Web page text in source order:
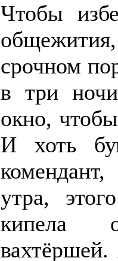
Чтобы
срочном
в три
окно,
И хоть
утра,
кипела